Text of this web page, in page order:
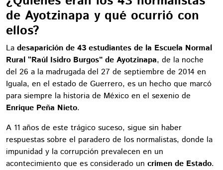
de Ayotzinapa y qué ocurrió con
ellos?
La desaparición de 43 estudiantes de la Escuela Normal
Rural “Raúl Isidro Burgos” de Ayotzinapa, de la noche
del 26 a la madrugada del 27 de septiembre de 2014 en
Iguala, en el estado de Guerrero, es un hecho que marcó
para siempre la historia de México en el sexenio de
Enrique Peña Nieto.
A 11 años de este trágico suceso, sigue sin haber
respuestas sobre el paradero de los normalistas, donde la
impunidad y la corrupción prevalecen en un
acontecimiento que es considerado un crimen de Estado.